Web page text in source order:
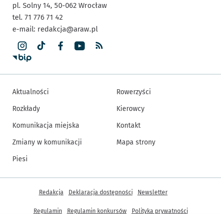
pl. Solny 14, 50-062 Wrocław
tel. 71 776 71 42
e-mail: redakcja@araw.pl
Aktualności
Rozkłady
Komunikacja miejska
Zmiany w komunikacji
Piesi
Rowerzyści
Kierowcy
Kontakt
Mapa strony
Inne informacje
Redakcja Deklaracja dostępności Newsletter
Regulamin Regulamin konkursów Polityka prywatności